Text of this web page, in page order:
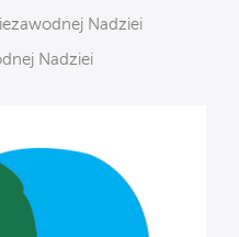
Nadziei
Nadziei